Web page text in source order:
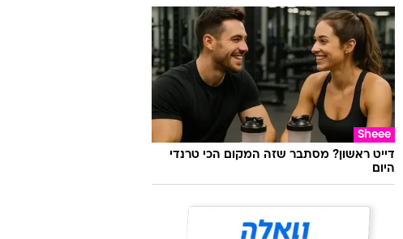
Sheee
דייט ראשון? מסתבר שזה המקום הכי טרנדי
היום